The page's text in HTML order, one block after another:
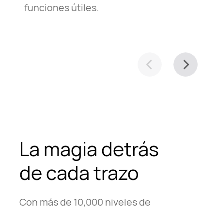
funciones útiles.
La magia detrás
de cada trazo
Con más de 10,000 niveles de